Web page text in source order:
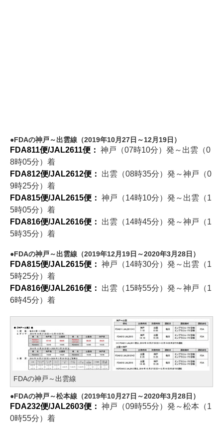
FDAの神戸～出雲線（2019年10月27日～12月19日）
FDA811便/JAL2611便： 神戸（07時10分）発～出雲（0
8時05分）着
FDA812便/JAL2612便： 出雲（08時35分）発～神戸（0
9時25分）着
FDA815便/JAL2615便： 神戸（14時10分）発～出雲（1
5時05分）着
FDA816便/JAL2616便： 出雲（14時45分）発～神戸（1
5時35分）着
FDAの神戸～出雲線（2019年12月19日～2020年3月28日）
FDA815便/JAL2615便： 神戸（14時30分）発～出雲（1
5時25分）着
FDA816便/JAL2616便： 出雲（15時55分）発～神戸（1
6時45分）着
FDAの神戸～出雲線
FDAの神戸～松本線（2019年10月27日～2020年3月28日）
FDA232便/JAL2603便： 神戸（09時55分）発～松本（1
0時55分）着